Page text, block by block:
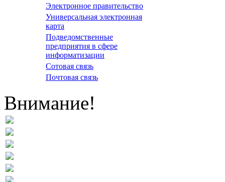
Электронное правительство
Универсальная электронная
карта
Подведомственные
предприятия в сфере
информатизации
Сотовая связь
Почтовая связь
Внимание!